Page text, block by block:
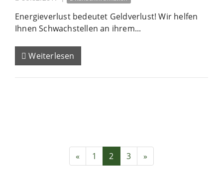
Energieverlust bedeutet Geldverlust! Wir helfen
Ihnen Schwachstellen an ihrem...
Weiterlesen
« 1 2 3 »